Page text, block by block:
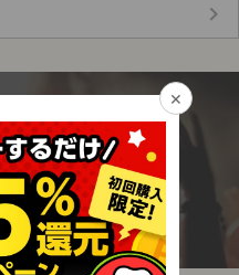
keyboard_arrow_right
ダウンロード！
のための安心チケッ
プリ
×